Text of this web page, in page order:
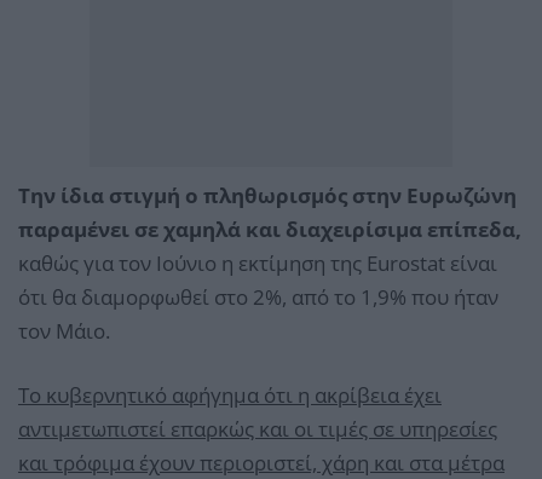
Την ίδια στιγμή ο πληθωρισμός στην Ευρωζώνη
παραμένει σε χαμηλά και διαχειρίσιμα επίπεδα,
καθώς για τον Ιούνιο η εκτίμηση της Εurostat είναι
ότι θα διαμορφωθεί στο 2%, από το 1,9% που ήταν
τον Μάιο.
Το κυβερνητικό αφήγημα ότι η ακρίβεια έχει
αντιμετωπιστεί επαρκώς και οι τιμές σε υπηρεσίες
και τρόφιμα έχουν περιοριστεί, χάρη και στα μέτρα